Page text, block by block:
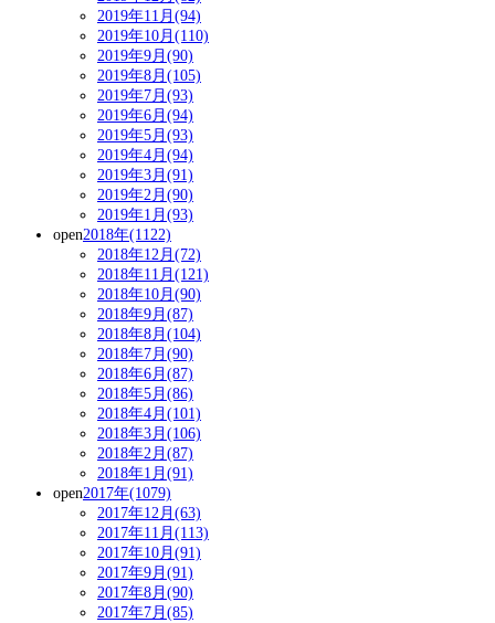
2019年11月(94)
2019年10月(110)
2019年9月(90)
2019年8月(105)
2019年7月(93)
2019年6月(94)
2019年5月(93)
2019年4月(94)
2019年3月(91)
2019年2月(90)
2019年1月(93)
open2018年(1122)
2018年12月(72)
2018年11月(121)
2018年10月(90)
2018年9月(87)
2018年8月(104)
2018年7月(90)
2018年6月(87)
2018年5月(86)
2018年4月(101)
2018年3月(106)
2018年2月(87)
2018年1月(91)
open2017年(1079)
2017年12月(63)
2017年11月(113)
2017年10月(91)
2017年9月(91)
2017年8月(90)
2017年7月(85)